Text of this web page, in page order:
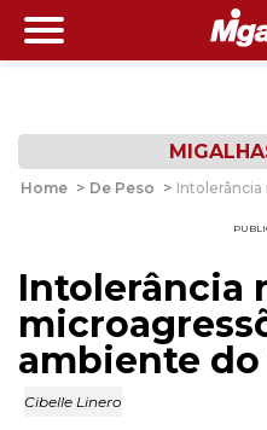
Home > De Peso >
Intolerância
ambiente
Cibelle Linero